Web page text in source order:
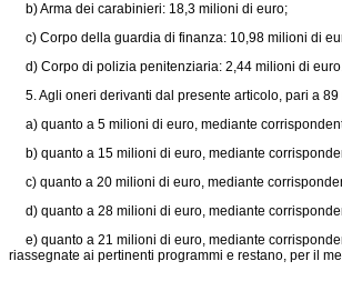
b) Arma dei carabinieri: 18,3 milioni di euro;
c) Corpo della guardia di finanza: 10,98 milioni di
d) Corpo di polizia penitenziaria: 2,44 milioni di
5. Agli oneri derivanti dal presente articolo, pari a
a) quanto a 5 milioni di euro, mediante
b) quanto a 15 milioni di euro, mediante
c) quanto a 20 milioni di euro, mediante
d) quanto a 28 milioni di euro, mediante
e) quanto a 21 milioni di euro, mediante
riassegnate ai pertinenti programmi e restano, per il